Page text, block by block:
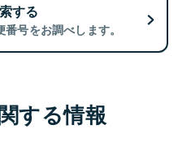
する
号をお調べします。
する情報